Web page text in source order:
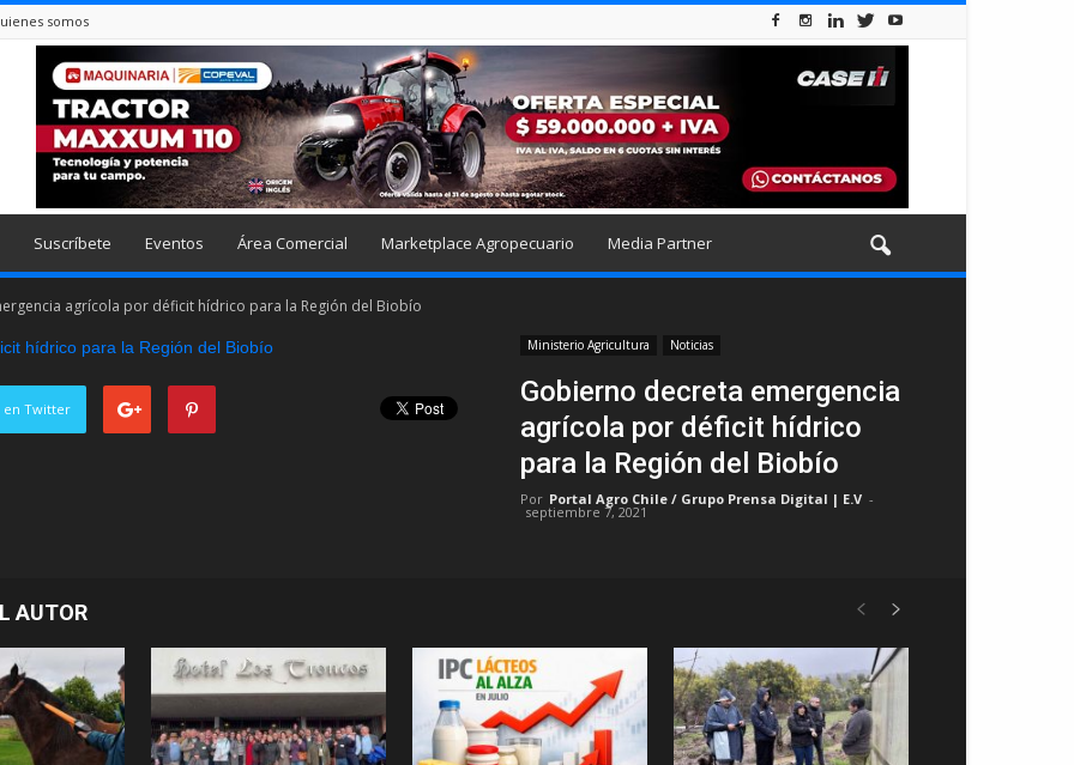
somos
Suscríbete Eventos Área Comercial Marketplace Agropecuario Media Partner
agrícola por déficit hídrico para la Región del Biobío
Ministerio Agricultura Noticias
Gobierno decreta emergencia
agrícola por déficit hídrico
para la Región del Biobío
Por Portal Agro Chile / Grupo Prensa Digital | E.V -
septiembre 7, 2021
Twitter
AUTOR